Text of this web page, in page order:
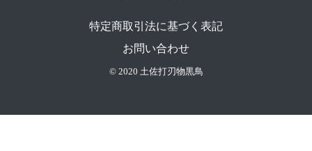
特定商取引法に基づく表記
お問い合わせ
© 2020 土佐打刃物黒鳥